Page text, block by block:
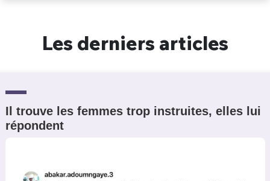
Les derniers articles
Il trouve les femmes trop instruites, elles lui
répondent